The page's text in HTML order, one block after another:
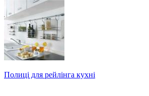
Полиці для рейлінга кухні